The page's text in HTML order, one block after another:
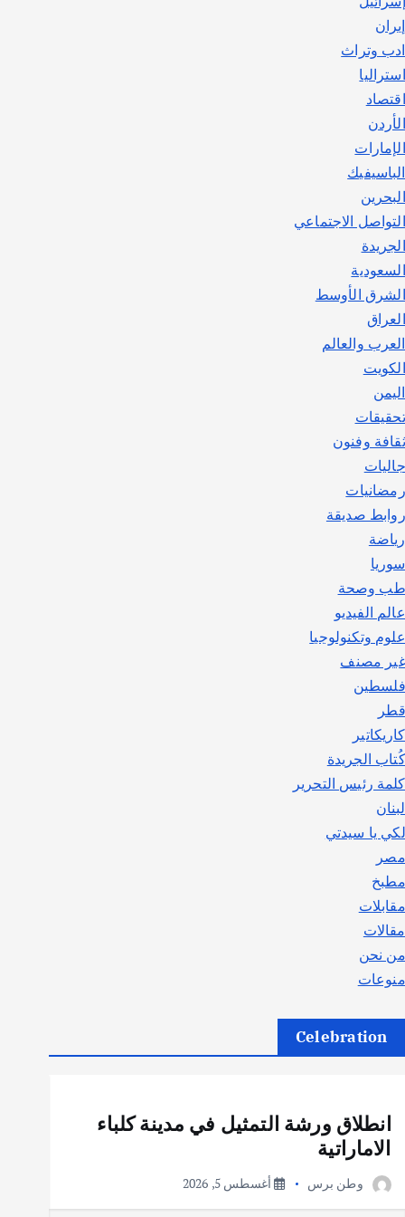
إيران
ادب وتراث
استراليا
اقتصاد
الأردن
الإمارات
الباسيفيك
البحرين
التواصل الاجتماعي
الجريدة
السعودية
الشرق الأوسط
العراق
العرب والعالم
الكويت
اليمن
تحقيقات
ثقافة وفنون
جاليات
رمضانيات
روابط صديقة
رياضة
سوريا
طب وصحة
عالم الفيديو
علوم وتكنولوجيا
غير مصنف
فلسطين
قطر
كاريكاتير
كُتاب الجريدة
كلمة رئيس التحرير
لبنان
لكي يا سيدتي
مصر
مطبخ
مقابلات
مقالات
من نحن
منوعات
Celebration
انطلاق ورشة التمثيل في مدينة كلباء
الاماراتية
وطن برس أغسطس 5, 2026